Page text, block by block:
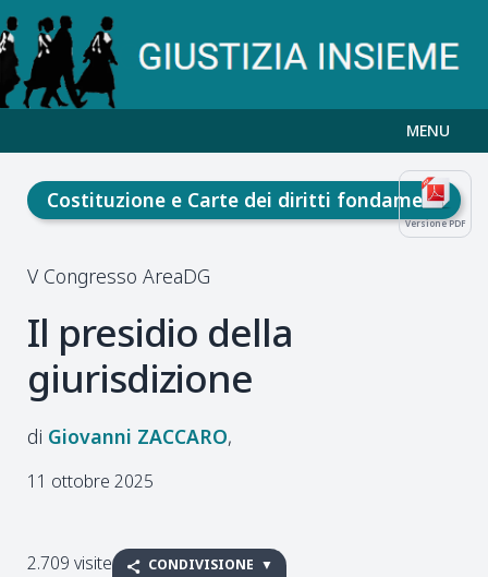
MENU
Versione PDF
Costituzione e Carte dei diritti fondamentali
V Congresso AreaDG
Il presidio della
giurisdizione
Giovanni ZACCARO
11 ottobre 2025
2.709 visite CONDIVISIONE